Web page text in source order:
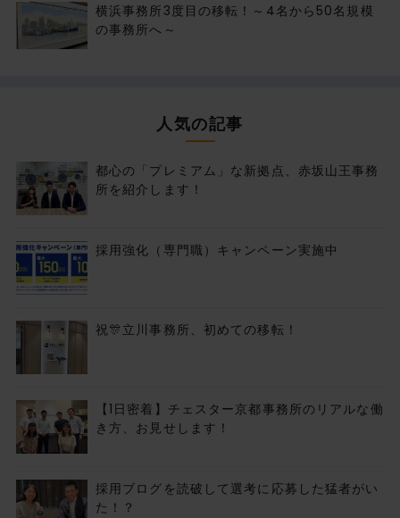
横浜事務所3度目の移転！～4名から50名規模
の事務所へ～
人気の記事
都心の「プレミアム」な新拠点、赤坂山王事務
所を紹介します！
採用強化（専門職）キャンペーン実施中
祝🎊立川事務所、初めての移転！
【1日密着】チェスター京都事務所のリアルな働
き方、お見せします！
採用ブログを読破して選考に応募した猛者がい
た！？